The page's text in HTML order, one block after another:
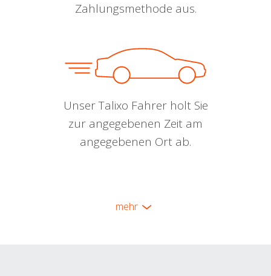
Zahlungsmethode aus.
Unser Talixo Fahrer holt Sie
zur angegebenen Zeit am
angegebenen Ort ab.
mehr